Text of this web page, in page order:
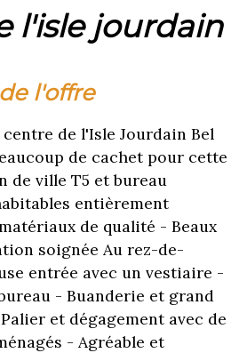
l'isle jourdain
l'offre
de l'Isle Jourdain Bel
de cachet pour cette
de ville T5 et bureau
entièrement
de qualité - Beaux
soignée Au rez-de-
entrée avec un vestiaire -
- Buanderie et grand
et dégagement avec de
- Agréable et